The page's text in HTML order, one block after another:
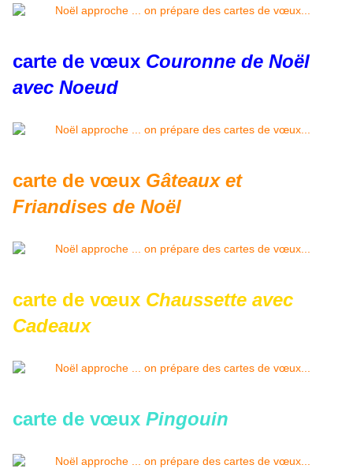
carte de vœux Couronne de Noël
avec Noeud
carte de vœux Gâteaux et
Friandises de Noël
carte de vœux Chaussette avec
Cadeaux
carte de vœux Pingouin